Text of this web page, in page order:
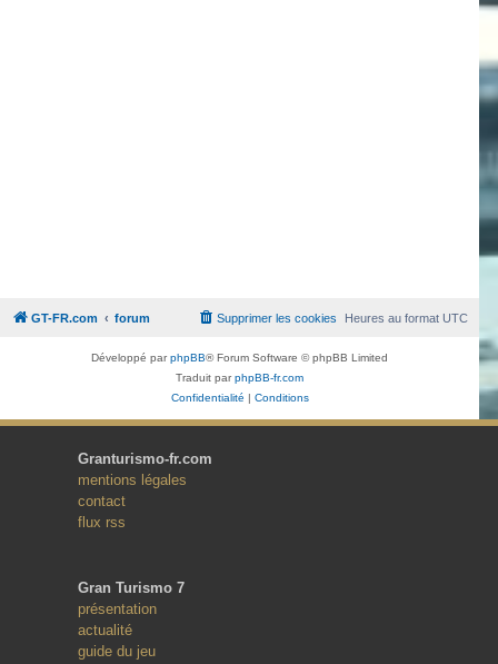
GT-FR.com forum Heures au formatUTC
Supprimer les cookies
Développé parphpBB® Forum Software © phpBB Limited
Traduit parphpBB-fr.com
Confidentialité | Conditions
Granturismo-fr.com
mentions légales
contact
flux rss
Gran Turismo 7
présentation
actualité
guide du jeu